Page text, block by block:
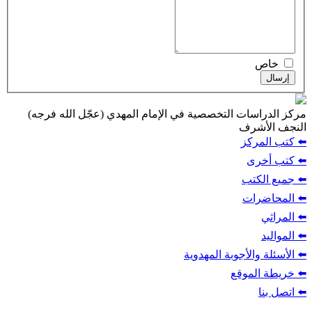
التخصصية في الإمام المهدي (عجّل الله فرجه)
المهدوية